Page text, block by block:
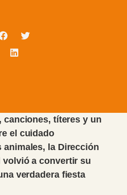
canciones, títeres y un
el cuidado
animales, la Dirección
volvió a convertir su
verdadera fiesta